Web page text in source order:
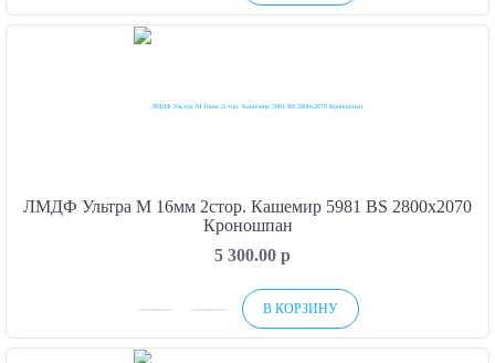
ЛМДФ Ультра М 16мм 2стор. Кашемир 5981 BS 2800х2070
Кроношпан
5 300.00 p
В КОРЗИНУ